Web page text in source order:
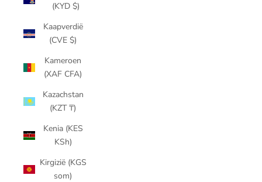
(KYD $)
Kaapverdië
(CVE $)
Kameroen
(XAF CFA)
Kazachstan
(KZT ₸)
Kenia (KES
KSh)
Kirgizië (KGS
som)